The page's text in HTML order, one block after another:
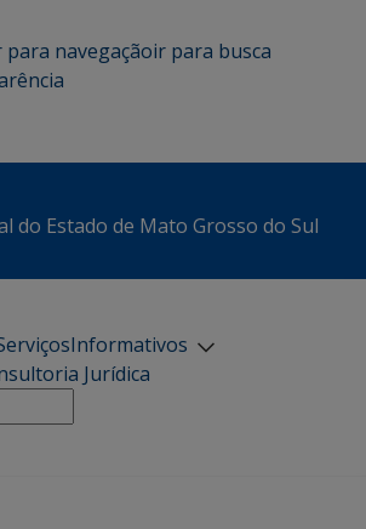
para navegaçãoir para busca
do Estado de Mato Grosso do Sul
Informativos
Jurídica